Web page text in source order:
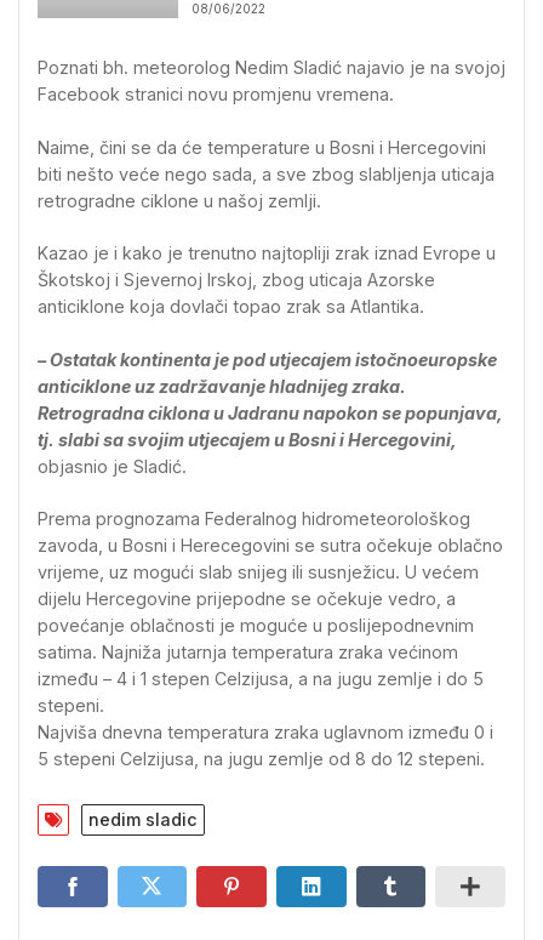
08/06/2022
Poznati bh. meteorolog Nedim Sladić najavio je na svojoj
Facebook stranici novu promjenu vremena.
Naime, čini se da će temperature u Bosni i Hercegovini
biti nešto veće nego sada, a sve zbog slabljenja uticaja
retrogradne ciklone u našoj zemlji.
Kazao je i kako je trenutno najtopliji zrak iznad Evrope u
Škotskoj i Sjevernoj Irskoj, zbog uticaja Azorske
anticiklone koja dovlači topao zrak sa Atlantika.
– Ostatak kontinenta je pod utjecajem istočnoeuropske
anticiklone uz zadržavanje hladnijeg zraka.
Retrogradna ciklona u Jadranu napokon se popunjava,
tj. slabi sa svojim utjecajem u Bosni i Hercegovini,
objasnio je Sladić.
Prema prognozama Federalnog hidrometeorološkog
zavoda, u Bosni i Herecegovini se sutra očekuje oblačno
vrijeme, uz mogući slab snijeg ili susnježicu. U većem
dijelu Hercegovine prijepodne se očekuje vedro, a
povećanje oblačnosti je moguće u poslijepodnevnim
satima. Najniža jutarnja temperatura zraka većinom
između – 4 i 1 stepen Celzijusa, a na jugu zemlje i do 5
stepeni.
Najviša dnevna temperatura zraka uglavnom između 0 i
5 stepeni Celzijusa, na jugu zemlje od 8 do 12 stepeni.
nedim sladic